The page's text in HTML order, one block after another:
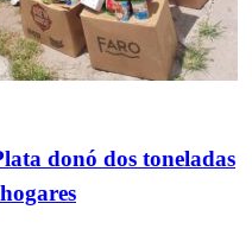
donó dos toneladas